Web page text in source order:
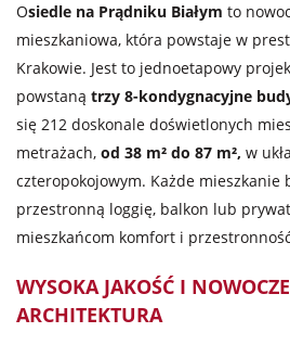
Osiedle na Prądniku Białym to
mieszkaniowa, która powstaje w
Krakowie. Jest to jednoetapowy
powstaną trzy 8-kondygnacyjne
się 212 doskonale doświetlonych
metrażach, od 38 m² do 87 m², w
czteropokojowym. Każde mieszkanie
przestronną loggię, balkon lub
mieszkańcom komfort i
WYSOKA JAKOŚĆ I
ARCHITEKTURA